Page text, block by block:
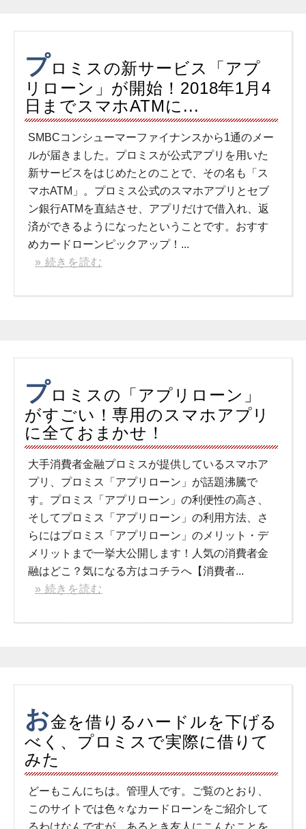
プロミスの新サービス「アプ
リローン」が開始！2018年1月4
日までスマホATMに...
SMBCコンシューマーファイナンスから1通のメー
ルが届きました。プロミスが公式アプリを用いた
新サービスをはじめたとのことで、その名も「ス
マホATM」。プロミス公式のスマホアプリとセブ
ン銀行ATMを直結させ、アプリだけで借入れ、返
済ができるようになったということです。おすす
めカードローンピックアップ！...
» 続きを読む
プロミスの「アプリローン」
がすごい！専用のスマホアプリ
に全ておまかせ！
大手消費者金融プロミスが提供しているスマホア
プリ、プロミス「アプリローン」が話題沸騰で
す。プロミス「アプリローン」の利便性の高さ、
そしてプロミス「アプリローン」の利用方法、さ
らにはプロミス「アプリローン」のメリット・デ
メリットまで一挙大公開します！人気の消費者金
融はどこ？気になる方はコチラへ【消費者...
» 続きを読む
お金を借りるハードルを下げる
べく、プロミスで実際に借りて
みた
どーもこんにちは。管理人です。ご覧のとおり、
このサイトでは色々なカードローンをご紹介して
るわけなんですが、あるとき友人にこんなことを